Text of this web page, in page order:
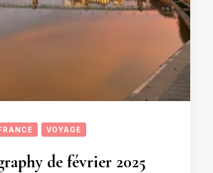
VOYAGE
de février 2025